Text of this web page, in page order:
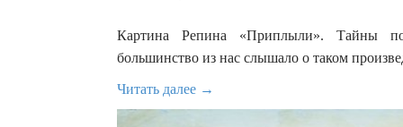
Картина Репина «Приплыли». Тайны
большинство из нас слышало о таком
Читать далее →